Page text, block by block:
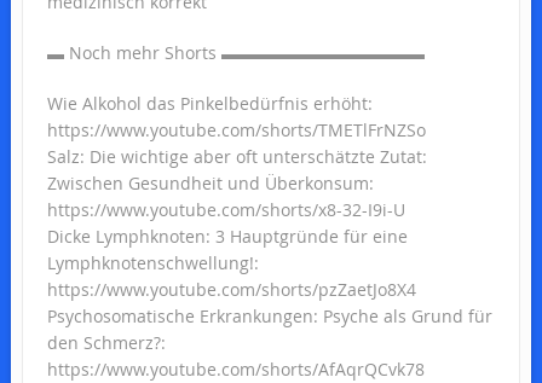
▬ Noch mehr Shorts ▬▬▬▬▬▬▬▬▬▬▬▬
Wie Alkohol das Pinkelbedürfnis erhöht:
https://www.youtube.com/shorts/TMETlFrNZSo
Salz: Die wichtige aber oft unterschätzte Zutat:
Zwischen Gesundheit und Überkonsum:
https://www.youtube.com/shorts/x8-32-I9i-U
Dicke Lymphknoten: 3 Hauptgründe für eine
Lymphknotenschwellung!:
https://www.youtube.com/shorts/pzZaetJo8X4
Psychosomatische Erkrankungen: Psyche als Grund für
den Schmerz?:
https://www.youtube.com/shorts/AfAqrQCvk78